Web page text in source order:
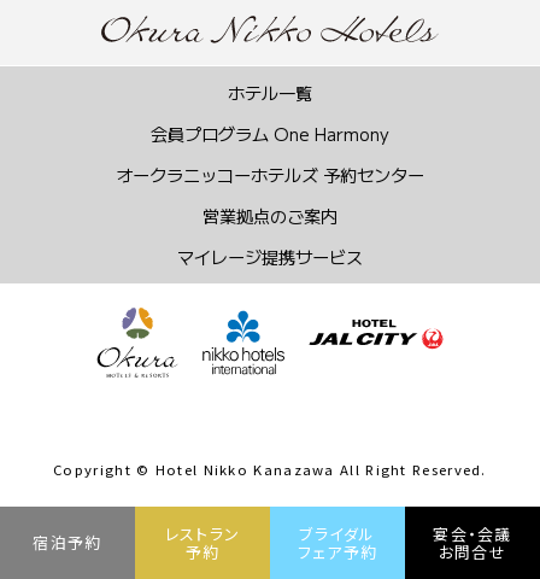
宿泊予約 レストラン
予約
ブライダル
フェア予約
宴会・会議
お問合せ
Copyright © Hotel Nikko Kanazawa All Right Reserved.